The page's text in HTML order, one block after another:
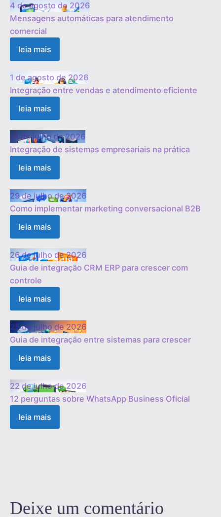
4 de agosto de 2026
Mensagens automáticas para atendimento
comercial
leia mais
1 de agosto de 2026
Integração entre vendas e atendimento eficiente
leia mais
31 de julho de 2026
Integração de sistemas empresariais na prática
leia mais
29 de julho de 2026
Como implementar marketing conversacional B2B
leia mais
26 de julho de 2026
Guia de integração CRM ERP para crescer com
controle
leia mais
25 de julho de 2026
Guia de integração entre sistemas para crescer
leia mais
22 de julho de 2026
12 perguntas sobre WhatsApp Business Oficial
leia mais
Deixe um comentário